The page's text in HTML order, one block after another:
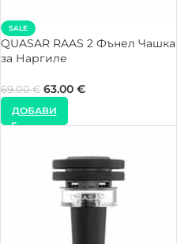
SALE
QUASAR RAAS 2 Фънел Чашка
за Наргиле
69.00€ 63.00 €
ДОБАВИ